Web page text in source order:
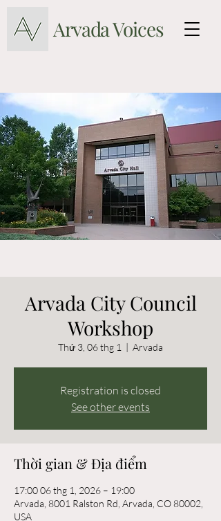
Arvada Voices
Arvada City Council
Workshop
Thứ 3, 06 thg 1
  |
Arvada
Registration is closed
See other events
Thời gian & Địa điểm
17:00 06 thg 1, 2026 – 19:00
Arvada, 8001 Ralston Rd, Arvada, CO 80002,
USA